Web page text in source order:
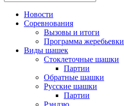
Новости
Соревнования
Вызовы и итоги
Программа жеребьевки
Виды шашек
Стоклеточные шашки
Партии
Обратные шашки
Русские шашки
Партии
Рэндзю